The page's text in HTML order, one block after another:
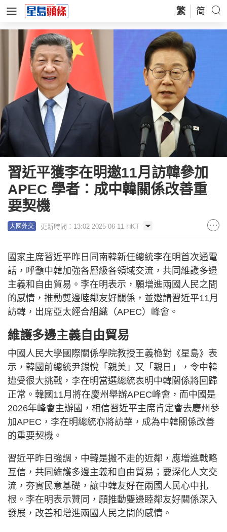
繁 简
習近平獲李在明邀11月訪韓參加
APEC 學者：成中韓關係改善重
要契機
大國外交 更新時間：13:02 2025-06-11 HKT
國家主席習近平昨日同南韓新任總統李在明首次通電
話，呼籲中韓加強各層級各領域交流，共同維護多邊
主義和自由貿易。李在明表示，願增進兩國人民之間
的感情，推動雙邊睦鄰友好關係，並邀請習近平11月
訪韓，出席亞太經合組織（APEC）峰會。
維護多邊主義自由貿易
中國人民大學國際關係學院教授王義桅對《星島》表
示，韓國前總統尹錫悅「親美」又「親日」，令中韓
遭受很大挑戰，李在明當選總統表明中韓關係將回歸
正常。韓國11月將在慶州舉辦APEC峰會，而中國是
2026年峰會主辦國，相信習近平主席肯定會去慶州參
加APEC，李在明總統亦將訪華，成為中韓關係改善
的重要契機。
習近平昨日強調，中韓是搬不走的近鄰，應增進戰略
互信，共同維護多邊主義和自由貿易；要深化人文交
流，夯實民意基礎，讓中韓友好在兩國人民心中扎
根。李在明表示贊同，願推動雙邊睦鄰友好關係深入
發展，改善和增進兩國人民之間的感情。